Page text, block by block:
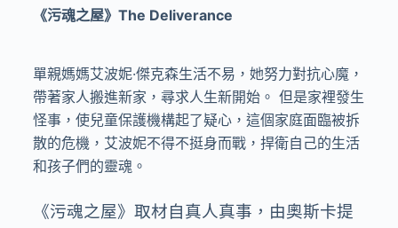
《污魂之屋》The Deliverance
單親媽媽艾波妮·傑克森生活不易，她努力對抗心魔，
帶著家人搬進新家，尋求人生新開始。 但是家裡發生
怪事，使兒童保護機構起了疑心，這個家庭面臨被拆
散的危機，艾波妮不得不挺身而戰，捍衛自己的生活
和孩子們的靈魂。
《污魂之屋》取材自真人真事，由奧斯卡提